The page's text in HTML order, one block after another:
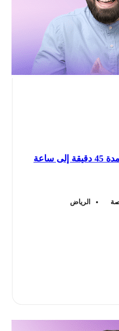
12 جلسة علاج طبيعي لمدة 45 دقيقة إلى ساعة
الرياض